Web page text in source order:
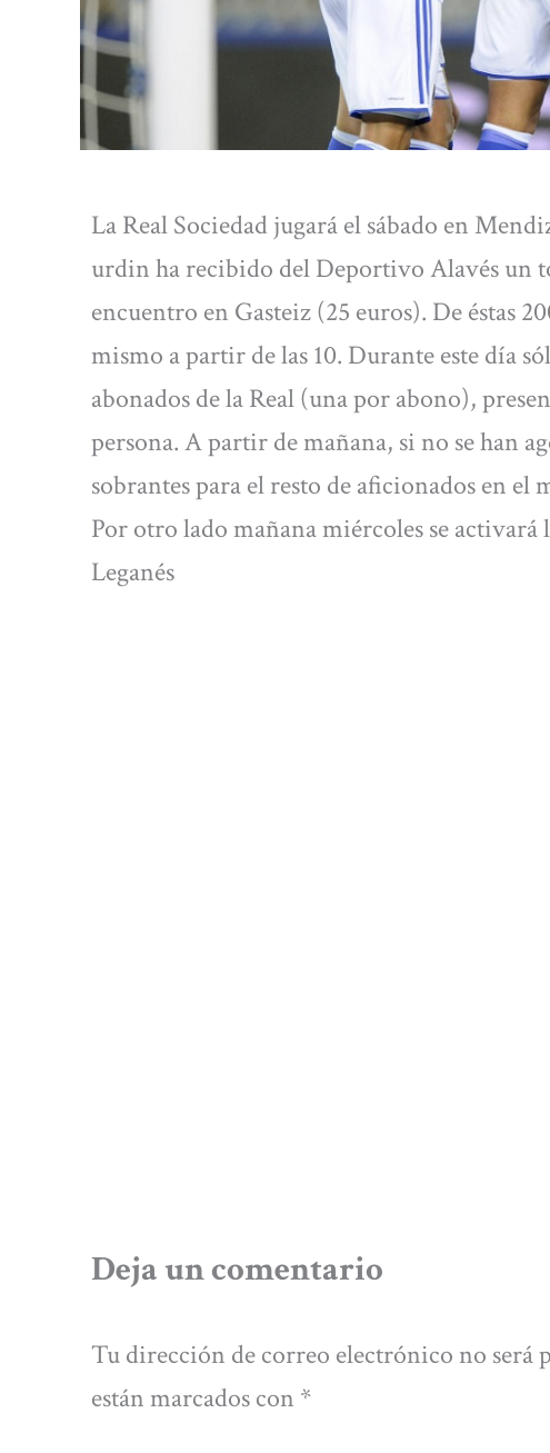
La Real Sociedad jugará el sábado en
urdin ha recibido del Deportivo Alavés un
encuentro en Gasteiz (25 euros). De éstas
mismo a partir de las 10. Durante este día
abonados de la Real (una por abono),
persona. A partir de mañana, si no se han
sobrantes para el resto de aficionados en el
Por otro lado mañana miércoles se
Leganés
Deja un comentario
Tu dirección de correo electrónico no será
están marcados con *